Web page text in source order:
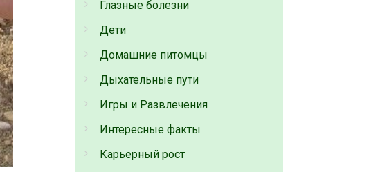
Глазные болезни
Дети
Домашние питомцы
Дыхательные пути
Игры и Развлечения
Интересные факты
Карьерный рост